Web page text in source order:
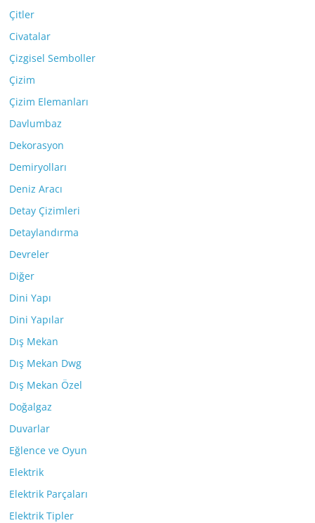
Çitler
Civatalar
Çizgisel Semboller
Çizim
Çizim Elemanları
Davlumbaz
Dekorasyon
Demiryolları
Deniz Aracı
Detay Çizimleri
Detaylandırma
Devreler
Diğer
Dini Yapı
Dini Yapılar
Dış Mekan
Dış Mekan Dwg
Dış Mekan Özel
Doğalgaz
Duvarlar
Eğlence ve Oyun
Elektrik
Elektrik Parçaları
Elektrik Tipler